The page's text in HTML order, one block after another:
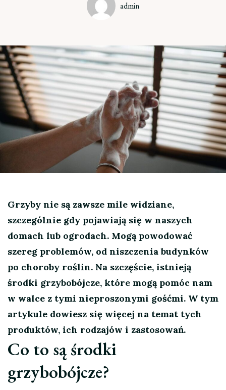
admin
Grzyby nie są zawsze mile widziane,
szczególnie gdy pojawiają się w naszych
domach lub ogrodach. Mogą powodować
szereg problemów, od niszczenia budynków
po choroby roślin. Na szczęście, istnieją
środki grzybobójcze, które mogą pomóc nam
w walce z tymi nieproszonymi gośćmi. W tym
artykule dowiesz się więcej na temat tych
produktów, ich rodzajów i zastosowań.
Co to są środki
grzybobójcze?